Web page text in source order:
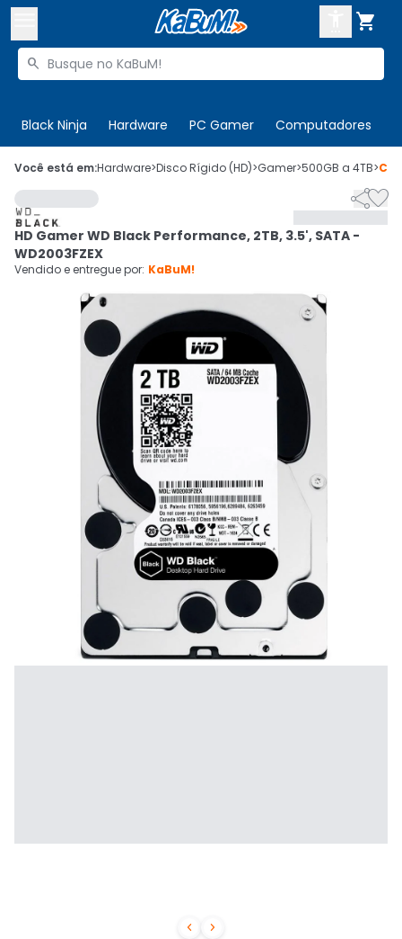

Buscar produtos

Black Ninja Hardware PC Gamer Computadores
 Olá. Acesse sua conta
 Departamentos
Cupons
Ativar tradutor em libras
CADASTRE-SE
Você está em:Hardware>Disco Rígido (HD)>Gamer>500GB a 4TB>
 

HD Gamer WD Black Performance, 2TB, 3.5', SATA -
WD2003FZEX
Vendido e entregue por: KaBuM!